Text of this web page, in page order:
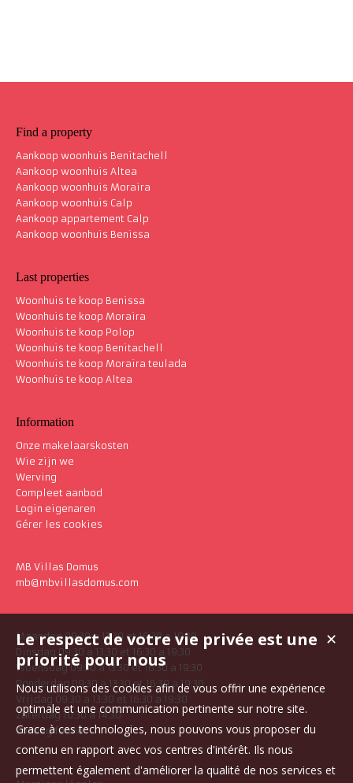
Find a property
Aankoop woonhuis Benitachell
Aankoop woonhuis Altea
Aankoop woonhuis Moraira
Aankoop woonhuis Calp
Aankoop appartement Calp
Aankoop woonhuis Benissa
Last properties
Woonhuis te koop Benissa
Woonhuis te koop Moraira
Woonhuis te koop Polop
Woonhuis te koop Benitachell
Woonhuis te koop Moraira teulada
Woonhuis te koop Altea
Information
Onze makelaarskosten
Wie zijn we
Werving
Compleet aanbod
Login eigenaren
Gérer les cookies
MB Villas Domus
mb@mbvillasdomus.com
Maandag 09:30 a 13:30 et 16:30 a 19:30
Dinsdag 09:30 a 13:30 et 16:30 a 19:30
Woensdag 09:30 a 13:30 et 16:30 a 19:30
Donderdag 09:30 a 13:30 et 16:30 a 19:30
Vrijdag 09:30 a 13:30 et 16:30 a 19:30
Zaterdag 10:30 a 14:30
Zondag fermé
✕
Le respect de votre vie privée est une
priorité pour nous
Nous utilisons des cookies afin de vous offrir une expérience
optimale et une communication pertinente sur notre site.
Grace à ces technologies, nous pouvons vous proposer du
contenu en rapport avec vos centres d'intérêt. Ils nous
permettent également d'améliorer la qualité de nos services et